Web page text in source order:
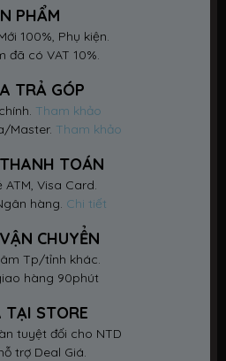
PHẨM
100%, Phụ kiện.
đã có VAT 10%.
TRẢ GÓP
Tham khảo
Master. Tham khảo
TOÁN
Visa Card.
hàng. Chi tiết
CHUYỂN
Tp/tỉnh khác.
hàng 90phút
TẠI STORE
tuyệt đối cho NTD
trợ Deal Giá.